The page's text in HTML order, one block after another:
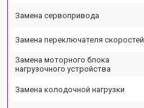
Замена сервопривода
Замена переключателя скоростей
Замена моторного блока
нагрузочного устройства
Замена колодочной нагрузки